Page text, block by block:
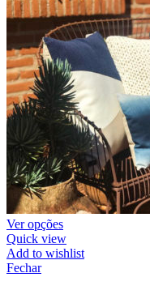
Ver opções
Quick view
Add to wishlist
Fechar